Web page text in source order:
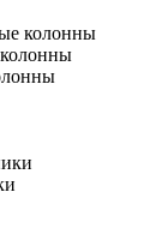
колонны